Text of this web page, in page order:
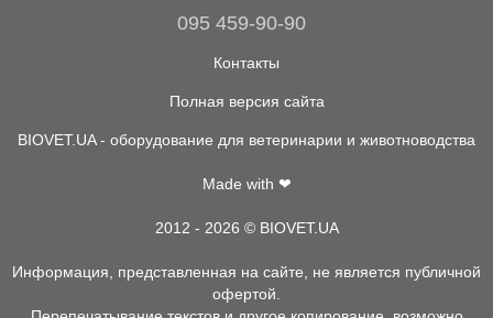
095 459-90-90
Контакты
Полная версия сайта
BIOVET.UA - оборудование для ветеринарии и животноводства
Made with ❤
2012 - 2026 © BIOVET.UA
Информация, представленная на сайте, не является публичной
офертой.